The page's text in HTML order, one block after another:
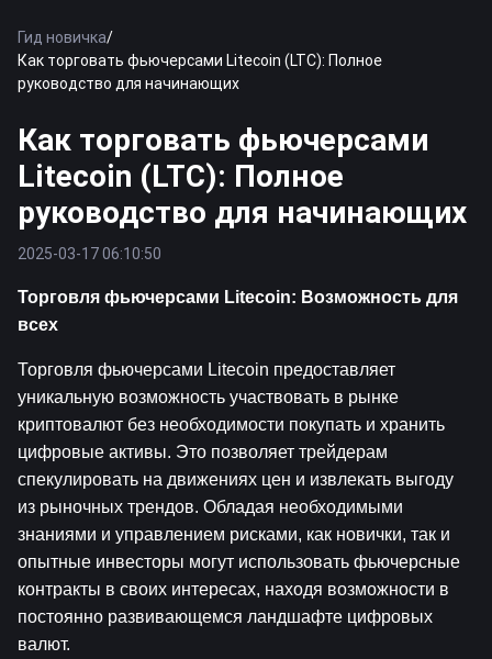
Гид новичка/
Как торговать фьючерсами Litecoin (LTC): Полное
руководство для начинающих
Как торговать фьючерсами
Litecoin (LTC): Полное
руководство для начинающих
2025-03-17 06:10:50
Торговля фьючерсами Litecoin: Возможность для
всех
Торговля фьючерсами Litecoin предоставляет
уникальную возможность участвовать в рынке
криптовалют без необходимости покупать и хранить
цифровые активы. Это позволяет трейдерам
спекулировать на движениях цен и извлекать выгоду
из рыночных трендов. Обладая необходимыми
знаниями и управлением рисками, как новички, так и
опытные инвесторы могут использовать фьючерсные
контракты в своих интересах, находя возможности в
постоянно развивающемся ландшафте цифровых
валют.